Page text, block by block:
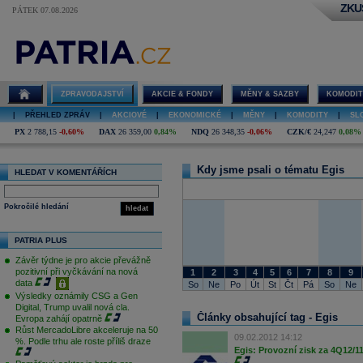
PÁTEK 07.08.2026
ZPRAVODAJSTVÍ AKCIE & FONDY MĚNY & SAZBY
PŘEHLED ZPRÁV AKCIOVÉ EKONOMICKÉ MĚNY KOMODITY
PX 2 788,15 -0,60% DAX 26 359,00 0,84% NDQ 26 348,35 -0,06% CZK/€ 24,247 0,08%
HLEDAT V KOMENTÁŘÍCH
hledat
Pokročilé hledání
PATRIA PLUS
Závěr týdne je pro akcie převážně
pozitivní při vyčkávání na nová
data
Výsledky oznámily CSG a Gen
Digital, Trump uvalil nová cla.
Evropa zahájí opatrně
Růst MercadoLibre akceleruje na 50
%. Podle trhu ale roste příliš draze
Kdy jsme psali o tématu Egis
1 2 3 4 5 6 7 8
9
So
Ne Po Út St Čt Pá So Ne
Články obsahující tag - Egis
09.02.2012 14:12
Egis: Provozní zisk za 4Q12/